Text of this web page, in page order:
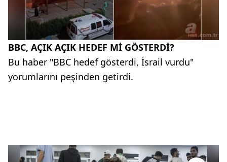
BBC, AÇIK AÇIK HEDEF Mİ GÖSTERDİ?
Bu haber "BBC hedef gösterdi, İsrail vurdu"
yorumlarını peşinden getirdi.